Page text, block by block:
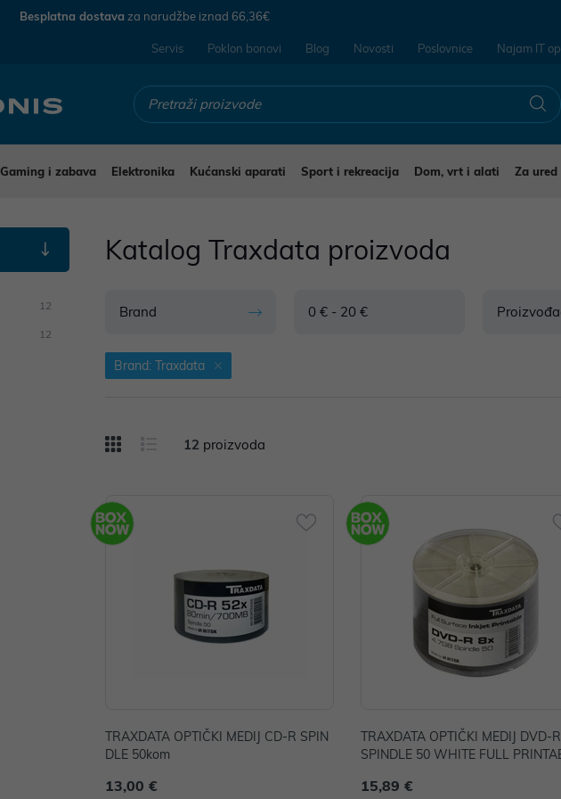
Besplatna dostava za narudžbe iznad 66,36€
Servis Poklon bonovi Blog Novosti Poslovnice Najam IT
Gaming i zabava Elektronika Kućanski aparati Sport i rekreacija Dom, vrt i alati Za
12
12
Katalog Traxdata proizvoda
Brand 0 € - 20 €
Brand: Traxdata
12 proizvoda
TRAXDATA OPTIČKI MEDIJ CD-R SPIN
DLE 50kom
13,00 €
TRAXDATA OPTIČKI MEDIJ DVD-
SPINDLE 50 WHITE FULL
15,89 €